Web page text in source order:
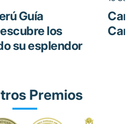
Guía
los
su esplendor
Premios